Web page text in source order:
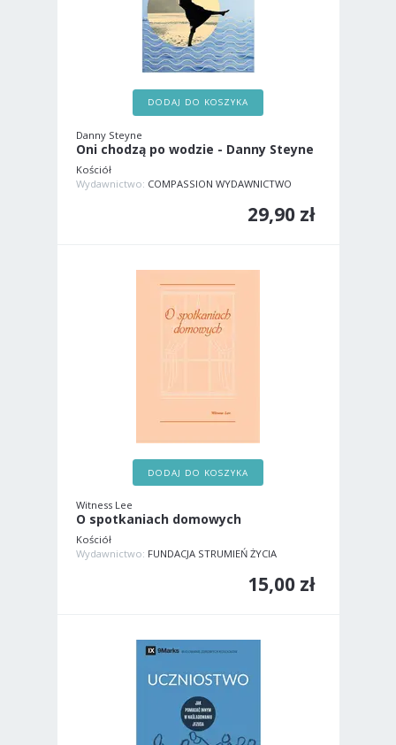
DODAJ DO KOSZYKA
Danny Steyne
Oni chodzą po wodzie - Danny Steyne
Kościół
Wydawnictwo: COMPASSION WYDAWNICTWO
29,90 zł
DODAJ DO KOSZYKA
Witness Lee
O spotkaniach domowych
Kościół
Wydawnictwo: FUNDACJA STRUMIEŃ ŻYCIA
15,00 zł